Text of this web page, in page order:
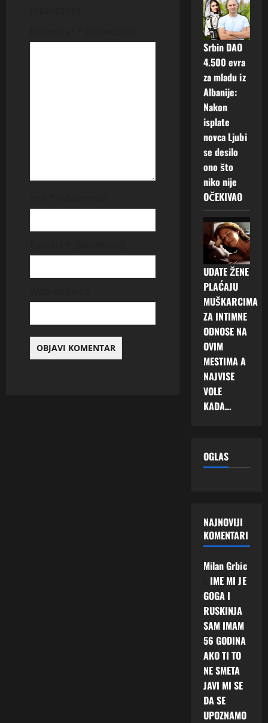
Srbin DAO
4.500 evra
za mladu iz
Albanije:
Nakon
isplate
novca Ljubi
se desilo
ono što
niko nije
OČEKIVAO
UDATE ŽENE
PLAĆAJU
MUŠKARCIMA
ZA INTIMNE
ODNOSE NA
OVIM
MESTIMA A
NAJVISE
VOLE
KADA…
OGLAS
NAJNOVIJI
KOMENTARI
Milan Grbic
IME MI JE
GOGA I
RUSKINJA
SAM IMAM
56 GODINA
AKO TI TO
NE SMETA
JAVI MI SE
DA SE
UPOZNAMO